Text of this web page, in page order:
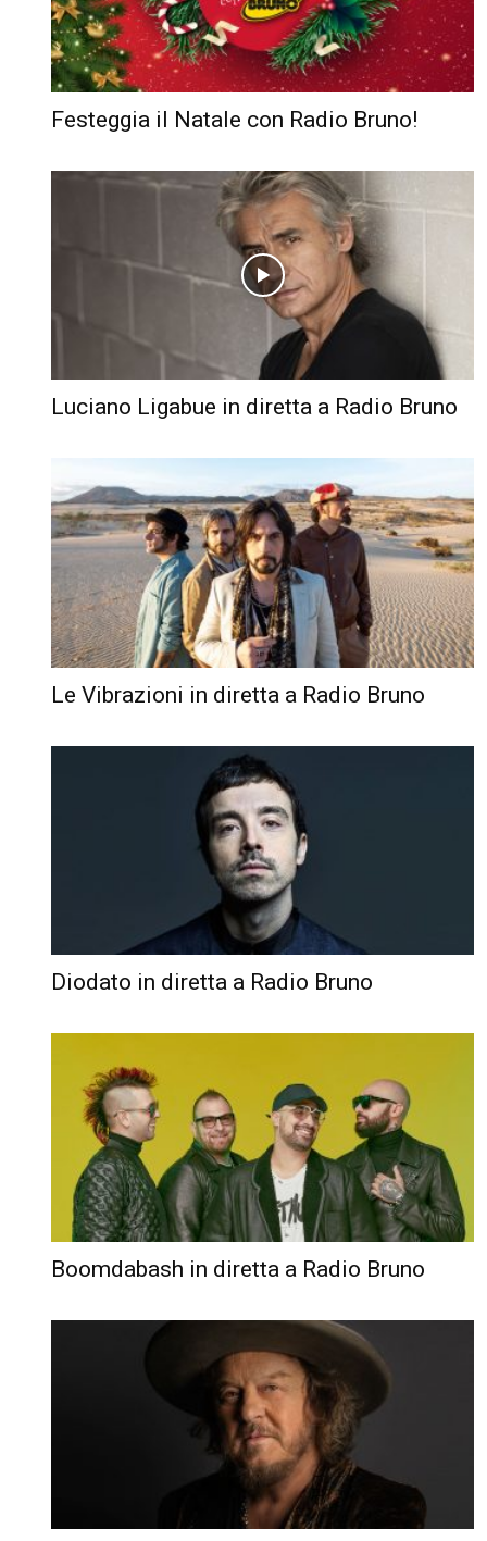
Festeggia il Natale con Radio Bruno!
Luciano Ligabue in diretta a Radio Bruno
Le Vibrazioni in diretta a Radio Bruno
Diodato in diretta a Radio Bruno
Boomdabash in diretta a Radio Bruno